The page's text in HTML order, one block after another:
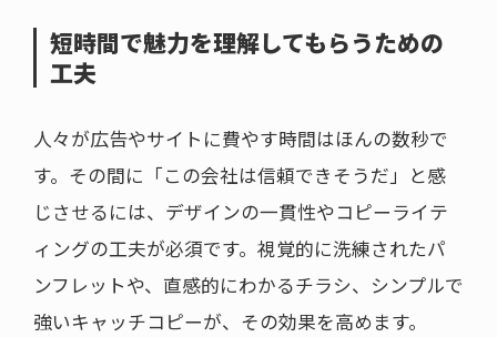
短時間で魅力を理解してもらうための
工夫
人々が広告やサイトに費やす時間はほんの数秒で
す。その間に「この会社は信頼できそうだ」と感
じさせるには、デザインの一貫性やコピーライテ
ィングの工夫が必須です。視覚的に洗練されたパ
ンフレットや、直感的にわかるチラシ、シンプルで
強いキャッチコピーが、その効果を高めます。